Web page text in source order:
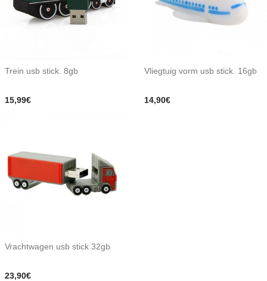
Trein usb stick. 8gb
15,99€
Vliegtuig vorm usb stick. 16gb
14,90€
Vrachtwagen usb stick 32gb
23,90€